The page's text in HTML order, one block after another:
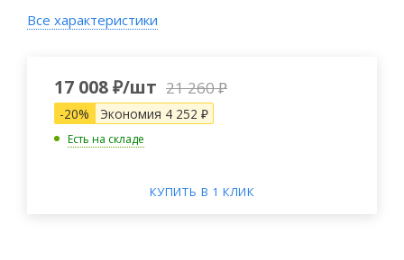
Все характеристики
17 008₽/шт 21 260₽
-20% Экономия 4 252 ₽
Есть на складе
КУПИТЬ В 1 КЛИК